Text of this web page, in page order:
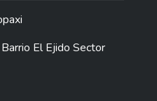
El Ejido Sector